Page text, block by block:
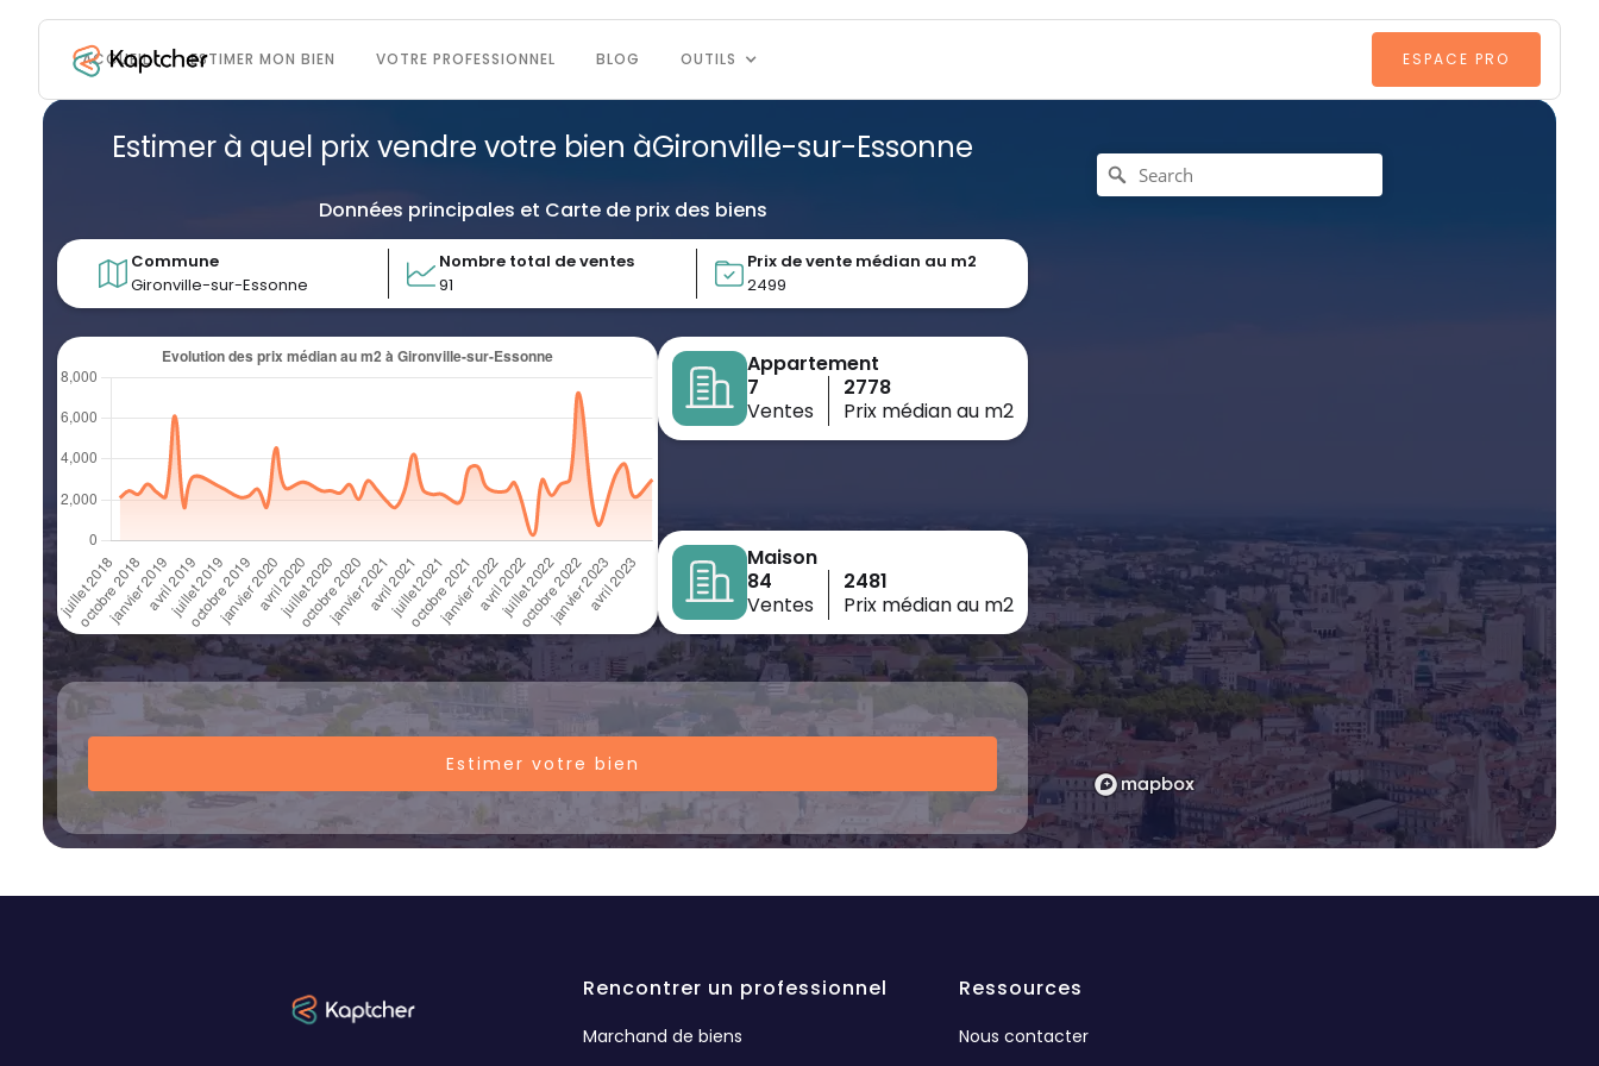
ACCUEIL ESTIMER MON BIEN VOTRE PROFESSIONNEL BLOG OUTILS ESPACE PRO
Estimer à quel prix vendre votre bien àGironville-sur-Essonne
Données principales et Carte de prix des biens
Commune
Gironville-sur-Essonne
Nombre total de ventes
91
Prix de vente médian au m2
2499
Appartement
7
Ventes
2778
Prix médian au m2
Maison
84
Ventes
2481
Prix médian au m2
Estimer votre bien
Rencontrer un professionnel
Marchand de biens
Ressources
Nous contacter